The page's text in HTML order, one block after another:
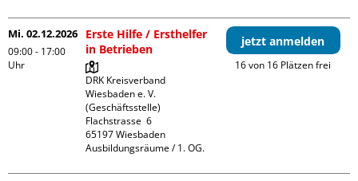
Mi. 02.12.2026
09:00 - 17:00
Uhr
Erste Hilfe / Ersthelfer
in Betrieben
DRK Kreisverband
Wiesbaden e. V.
(Geschäftsstelle)
Flachstrasse  6
65197 Wiesbaden
Ausbildungsräume / 1. OG.
jetzt anmelden
16 von 16 Plätzen frei